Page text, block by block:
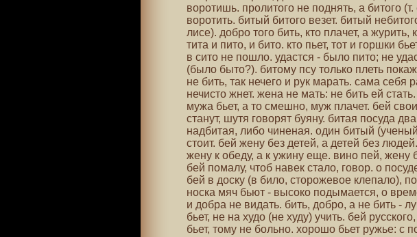
воротишь. пролитого не поднять, а битого
воротить. битый битого везет. битый
лисе). добро того бить, кто плачет, а журить,
тита и пито, и бито. кто пьет, тот и горшки
в сито не пошло. удастся - было пито; не
(было быто?). битому псу только плеть
не бить, так нечего и рук марать. сама себя
нечисто жнет. жена не мать: не бить ей
мужа бьет, а то смешно, муж плачет. бей
станут, шутя говорят буяну. битая посуда
надбитая, либо чиненая. один битый
стоит. бей жену без детей, а детей без
жену к обеду, а к ужину еще. вино пей, жену
бей помалу, чтоб навек стало, говор. о
бей в доску (в било, сторожевое клепало),
носка мяч бьют - высоко подымается, о
и добра не видать. бить, добро, а не бить -
бьет, не на худо (не худу) учить. бей
бьет, тому не больно. хорошо бьет ружье: с